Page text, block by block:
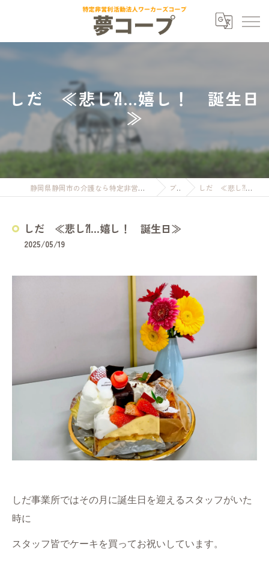
しだ ≪悲し⁈…嬉し！ 誕生日
≫
静岡県静岡市の介護なら特定非営利活動法人ワーカーズコープ夢コープ ブログ しだ ≪悲し⁈…嬉し！ 誕生日≫
しだ ≪悲し⁈…嬉し！ 誕生日≫
2025/05/19
しだ事業所ではその月に誕生日を迎えるスタッフがいた
時に
スタッフ皆でケーキを買ってお祝いしています。